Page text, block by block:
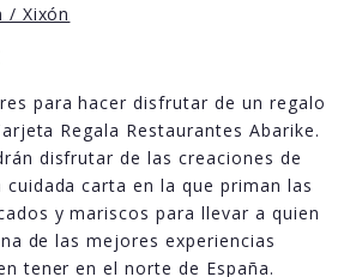
/ Xixón
para hacer disfrutar de un regalo
Regala Restaurantes Abarike.
disfrutar de las creaciones de
cuidada carta en la que priman las
y mariscos para llevar a quien
de las mejores experiencias
tener en el norte de España.